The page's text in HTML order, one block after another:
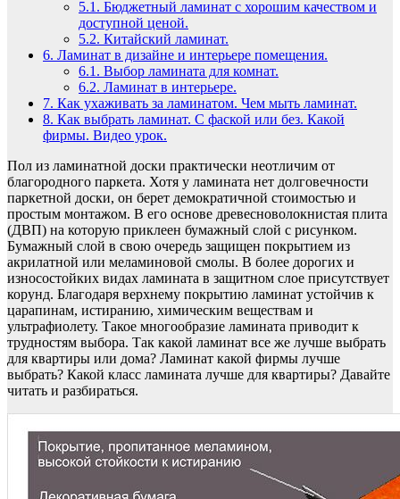
5.1. Бюджетный ламинат с хорошим качеством и
доступной ценой.
5.2. Китайский ламинат.
6. Ламинат в дизайне и интерьере помещения.
6.1. Выбор ламината для комнат.
6.2. Ламинат в интерьере.
7. Как ухаживать за ламинатом. Чем мыть ламинат.
8. Как выбрать ламинат. С фаской или без. Какой
фирмы. Видео урок.
Пол из ламинатной доски практически неотличим от
благородного паркета. Хотя у ламината нет долговечности
паркетной доски, он берет демократичной стоимостью и
простым монтажом. В его основе древесноволокнистая плита
(ДВП) на которую приклеен бумажный слой с рисунком.
Бумажный слой в свою очередь защищен покрытием из
акрилатной или меламиновой смолы. В более дорогих и
износостойких видах ламината в защитном слое присутствует
корунд. Благодаря верхнему покрытию ламинат устойчив к
царапинам, истиранию, химическим веществам и
ультрафиолету. Такое многообразие ламината приводит к
трудностям выбора. Так какой ламинат все же лучше выбрать
для квартиры или дома? Ламинат какой фирмы лучше
выбрать? Какой класс ламината лучше для квартиры? Давайте
читать и разбираться.